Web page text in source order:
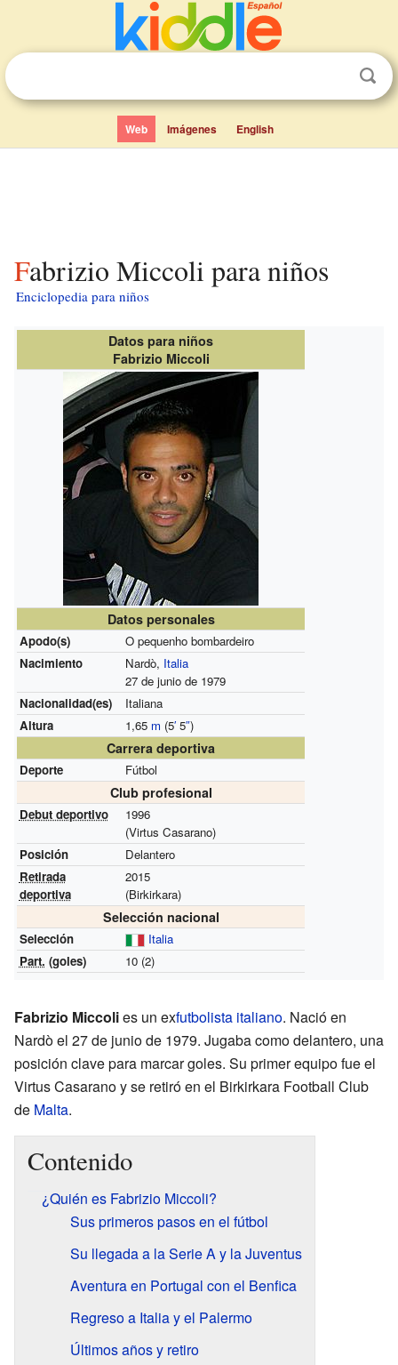
Web Imágenes English
Fabrizio Miccoli para niños
Enciclopedia para niños
Datos para niños
Fabrizio Miccoli
Datos personales
Apodo(s)
O pequenho bombardeiro
Nacimiento
Nardò, Italia
27 de junio de 1979
Nacionalidad(es)
Italiana
Altura
1,65 m (5′5″)
Carrera deportiva
Deporte Fútbol
Club profesional
Debut deportivo
1996
(Virtus Casarano)
Posición
Delantero
Retirada
deportiva
2015
(Birkirkara)
Selección nacional
Selección
Italia
Part. (goles) 10 (2)
Fabrizio Miccolies un exfutbolista italiano. Nació en
Nardò el 27 de junio de 1979. Jugaba como delantero, una
posición clave para marcar goles. Su primer equipo fue el
Virtus Casarano y se retiró en el Birkirkara Football Club
de Malta.
Contenido
¿Quién es Fabrizio Miccoli?
Sus primeros pasos en el fútbol
Su llegada a la Serie A y la Juventus
Aventura en Portugal con el Benfica
Regreso a Italia y el Palermo
Últimos años y retiro